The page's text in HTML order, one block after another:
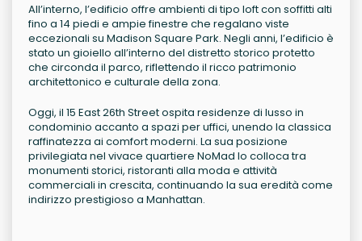
All’interno, l’edificio offre ambienti di tipo loft con soffitti alti
fino a 14 piedi e ampie finestre che regalano viste
eccezionali su Madison Square Park. Negli anni, l’edificio è
stato un gioiello all’interno del distretto storico protetto
che circonda il parco, riflettendo il ricco patrimonio
architettonico e culturale della zona.
Oggi, il 15 East 26th Street ospita residenze di lusso in
condominio accanto a spazi per uffici, unendo la classica
raffinatezza ai comfort moderni. La sua posizione
privilegiata nel vivace quartiere NoMad lo colloca tra
monumenti storici, ristoranti alla moda e attività
commerciali in crescita, continuando la sua eredità come
indirizzo prestigioso a Manhattan.